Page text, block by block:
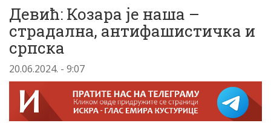
Девић: Козара је наша –
страдална, антифашистичка и
српска
20.06.2024. - 9:07